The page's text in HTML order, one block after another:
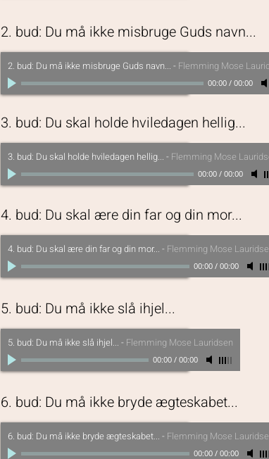
2. bud: Du må ikke misbruge Guds navn...
2. bud: Du må ikke misbruge Guds navn... - Flemming Mose
00:00 / 00:00
3. bud: Du skal holde hviledagen hellig...
3. bud: Du skal holde hviledagen hellig... - Flemming Mose
00:00 / 00:00
4. bud: Du skal ære din far og din mor...
4. bud: Du skal ære din far og din mor... - Flemming Mose
00:00 / 00:00
5. bud: Du må ikke slå ihjel...
5. bud: Du må ikke slå ihjel... - Flemming Mose Lauridsen
00:00 / 00:00
6. bud: Du må ikke bryde ægteskabet...
6. bud: Du må ikke bryde ægteskabet... - Flemming Mose
00:00 / 00:00